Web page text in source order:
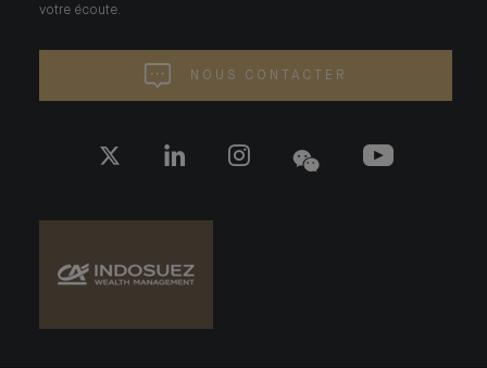
votre écoute.
NOUS CONTACTER